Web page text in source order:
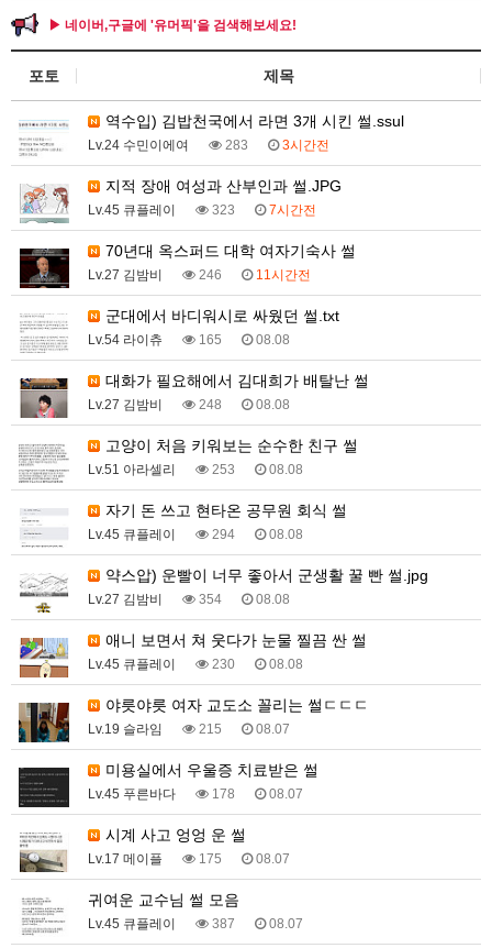
▶ 네이버,구글에 '유머픽'을 검색해보세요!
포토 제목
역수입) 김밥천국에서 라면 3개 시킨 썰.ssul
Lv.24 수민이에여 283 3시간전
지적 장애 여성과 산부인과 썰.JPG
Lv.45 큐플레이 323 7시간전
70년대 옥스퍼드 대학 여자기숙사 썰
Lv.27 김밤비 246 11시간전
군대에서 바디워시로 싸웠던 썰.txt
Lv.54 라이츄 165 08.08
대화가 필요해에서 김대희가 배탈난 썰
Lv.27 김밤비 248 08.08
고양이 처음 키워보는 순수한 친구 썰
Lv.51 아라셀리 253 08.08
자기 돈 쓰고 현타온 공무원 회식 썰
Lv.45 큐플레이 294 08.08
약스압) 운빨이 너무 좋아서 군생활 꿀 빤 썰.jpg
Lv.27 김밤비 354 08.08
애니 보면서 쳐 웃다가 눈물 찔끔 싼 썰
Lv.45 큐플레이 230 08.08
야릇야릇 여자 교도소 꼴리는 썰ㄷㄷㄷ
Lv.19 슬라임 215 08.07
미용실에서 우울증 치료받은 썰
Lv.45 푸른바다 178 08.07
시계 사고 엉엉 운 썰
Lv.17 메이플 175 08.07
귀여운 교수님 썰 모음
Lv.45 큐플레이 387 08.07